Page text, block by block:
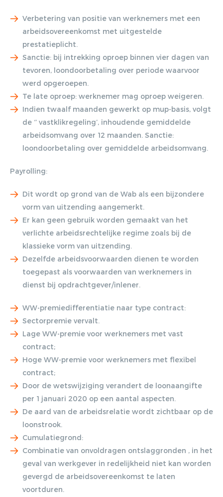
Verbetering van positie van werknemers met een
arbeidsovereenkomst met uitgestelde
prestatieplicht.
Sanctie: bij intrekking oproep binnen vier dagen van
tevoren, loondoorbetaling over periode waarvoor
werd opgeroepen.
Te late oproep: werknemer mag oproep weigeren.
Indien twaalf maanden gewerkt op mup-basis, volgt
de ‘’ vastklikregeling’, inhoudende gemiddelde
arbeidsomvang over 12 maanden. Sanctie:
loondoorbetaling over gemiddelde arbeidsomvang.
Payrolling:
Dit wordt op grond van de Wab als een bijzondere
vorm van uitzending aangemerkt.
Er kan geen gebruik worden gemaakt van het
verlichte arbeidsrechtelijke regime zoals bij de
klassieke vorm van uitzending.
Dezelfde arbeidsvoorwaarden dienen te worden
toegepast als voorwaarden van werknemers in
dienst bij opdrachtgever/inlener.
WW-premiedifferentiatie naar type contract:
Sectorpremie vervalt.
Lage WW-premie voor werknemers met vast
contract;
Hoge WW-premie voor werknemers met flexibel
contract;
Door de wetswijziging verandert de loonaangifte
per 1 januari 2020 op een aantal aspecten.
De aard van de arbeidsrelatie wordt zichtbaar op de
loonstrook.
Cumulatiegrond:
Combinatie van onvoldragen ontslaggronden , in het
geval van werkgever in redelijkheid niet kan worden
gevergd de arbeidsovereenkomst te laten
voortduren.